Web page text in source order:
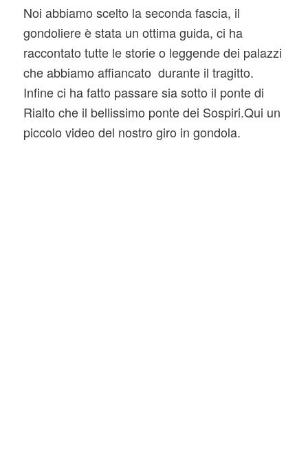
Noi abbiamo scelto la seconda fascia, il
gondoliere è stata un ottima guida, ci ha
raccontato tutte le storie o leggende dei palazzi
che abbiamo affiancato durante il tragitto.
Infine ci ha fatto passare sia sotto il ponte di
Rialto che il bellissimo ponte dei Sospiri.Qui un
piccolo video del nostro giro in gondola.